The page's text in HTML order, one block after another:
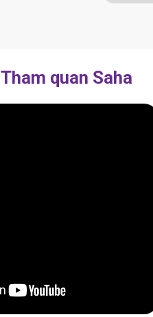
Tham quan Saha